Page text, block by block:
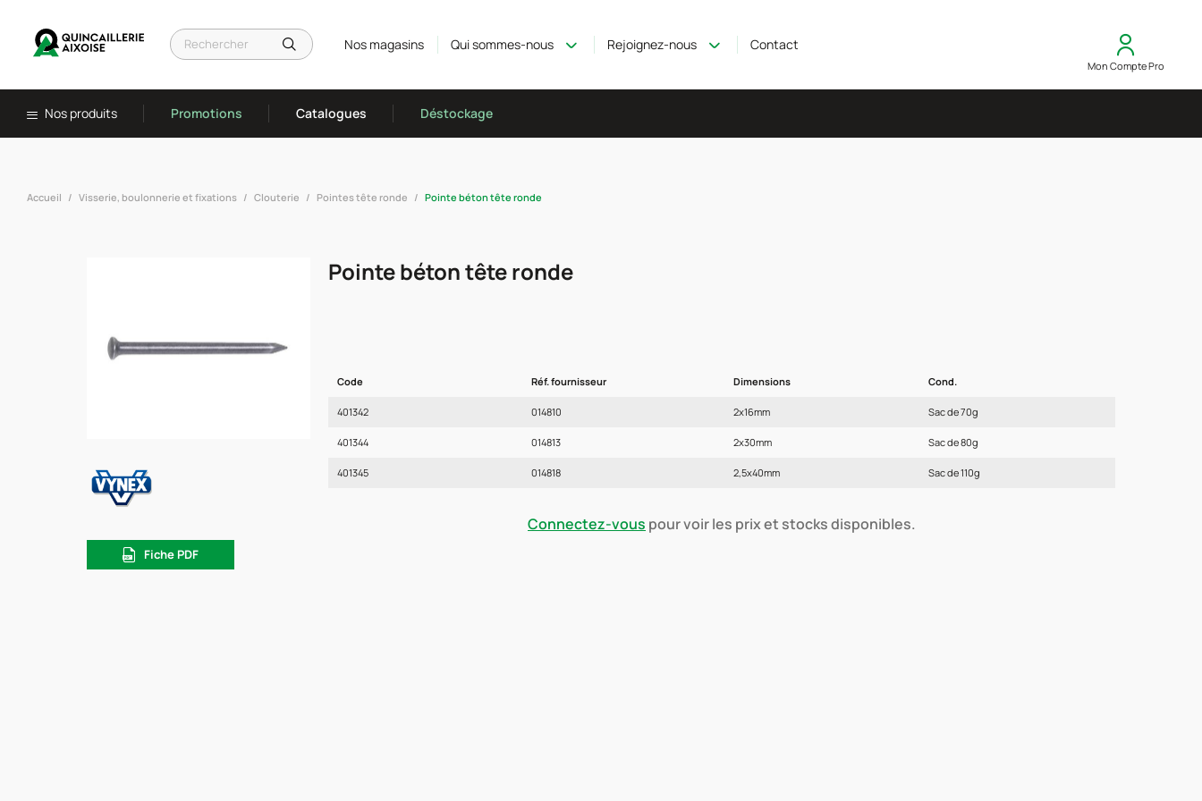
Nos magasins Qui sommes-nous Rejoignez-nous Contact
Mon Compte Pro
Nos produits Promotions Catalogues Déstockage
Accueil Visserie, boulonnerie et fixations Clouterie Pointes tête ronde Pointe béton tête ronde
Fiche PDF
Pointe béton tête ronde
Code Réf. fournisseur Dimensions Cond.
401342 014810 2x16mm Sac de 70g
401344 014813 2x30mm Sac de 80g
401345 014818 2,5x40mm Sac de 110g
Connectez-vous pour voir les prix et stocks disponibles.